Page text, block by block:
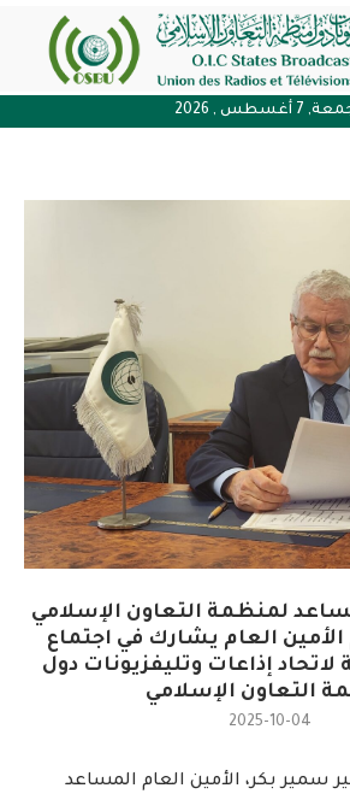
7 أغسطس , 2026
لمنظمة التعاون الإسلامي
العام يشارك في اجتماع
لاتحاد إذاعات وتليفزيونات دول
التعاون الإسلامي
2025-10-04
بكر، الأمين العام المساعد